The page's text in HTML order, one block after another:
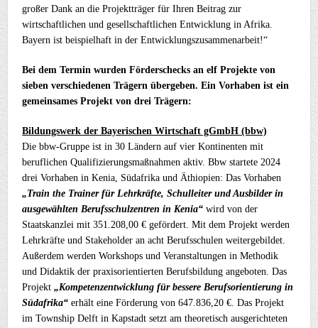
großer Dank an die Projektträger für Ihren Beitrag zur
wirtschaftlichen und gesellschaftlichen Entwicklung in Afrika.
Bayern ist beispielhaft in der Entwicklungszusammenarbeit!“
Bei dem Termin wurden Förderschecks an elf Projekte von
sieben verschiedenen Trägern übergeben. Ein Vorhaben ist ein
gemeinsames Projekt von drei Trägern:
Bildungswerk der Bayerischen Wirtschaft gGmbH (bbw)
Die bbw-Gruppe ist in 30 Ländern auf vier Kontinenten mit
beruflichen Qualifizierungsmaßnahmen aktiv. Bbw startete 2024
drei Vorhaben in Kenia, Südafrika und Äthiopien: Das Vorhaben
„Train the Trainer für Lehrkräfte, Schulleiter und Ausbilder in
ausgewählten Berufsschulzentren in Kenia“ wird von der
Staatskanzlei mit 351.208,00 € gefördert. Mit dem Projekt werden
Lehrkräfte und Stakeholder an acht Berufsschulen weitergebildet.
Außerdem werden Workshops und Veranstaltungen in Methodik
und Didaktik der praxisorientierten Berufsbildung angeboten. Das
Projekt„Kompetenzentwicklung für bessere Berufsorientierung in
Südafrika“ erhält eine Förderung von 647.836,20 €. Das Projekt
im Township Delft in Kapstadt setzt am theoretisch ausgerichteten